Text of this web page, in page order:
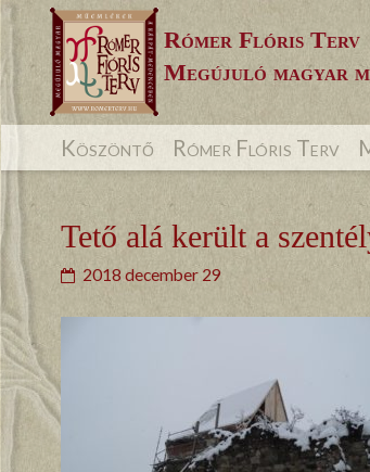
Skip
content
Rómer Flóris Terv
Megújuló magyar
Köszöntő Rómer Flóris Terv
Tető alá került a
2018 december 29